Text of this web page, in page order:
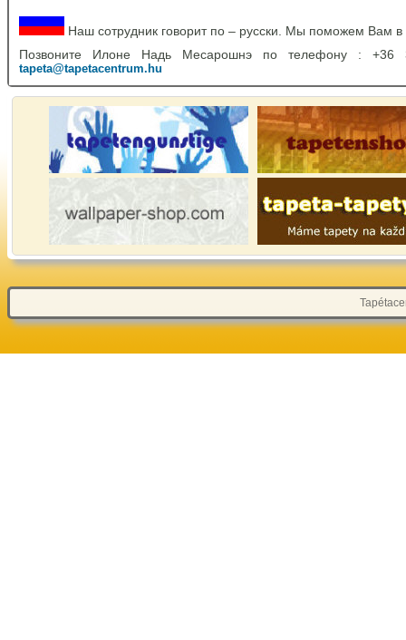
Наш сотрудник говорит по – русски. Мы поможем Вам
Позвоните Илоне Надь Месарошнэ по телефону :
tapeta@tapetacentrum.hu